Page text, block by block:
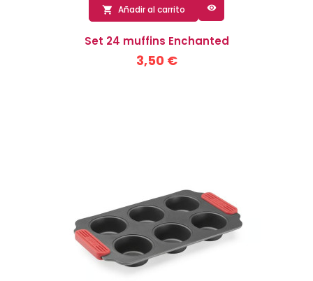
 Añadir al carrito 
Set 24 muffins Enchanted
3,50 €